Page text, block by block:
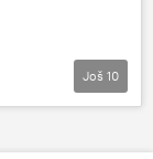
Još 10